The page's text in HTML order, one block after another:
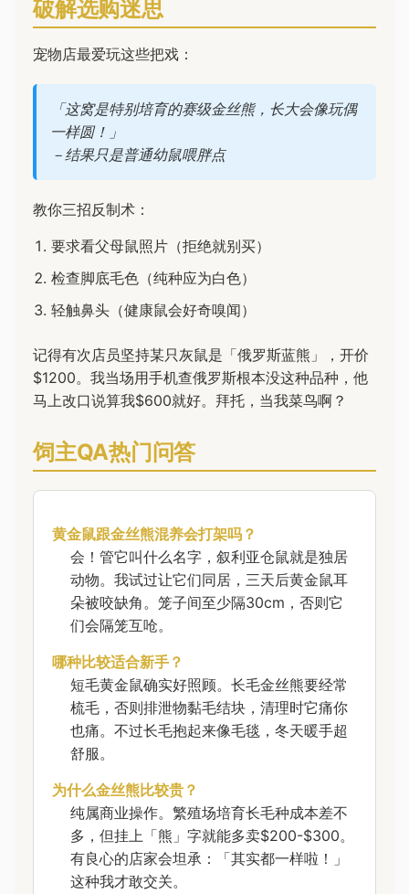
破解选购迷思
宠物店最爱玩这些把戏：
「这窝是特别培育的赛级金丝熊，长大会像玩偶
一样圆！」
－结果只是普通幼鼠喂胖点
教你三招反制术：
要求看父母鼠照片（拒绝就别买）
检查脚底毛色（纯种应为白色）
轻触鼻头（健康鼠会好奇嗅闻）
记得有次店员坚持某只灰鼠是「俄罗斯蓝熊」，开价
$1200。我当场用手机查俄罗斯根本没这种品种，他
马上改口说算我$600就好。拜托，当我菜鸟啊？
饲主QA热门问答
黄金鼠跟金丝熊混养会打架吗？
会！管它叫什么名字，叙利亚仓鼠就是独居
动物。我试过让它们同居，三天后黄金鼠耳
朵被咬缺角。笼子间至少隔30cm，否则它
们会隔笼互呛。
哪种比较适合新手？
短毛黄金鼠确实好照顾。长毛金丝熊要经常
梳毛，否则排泄物黏毛结块，清理时它痛你
也痛。不过长毛抱起来像毛毯，冬天暖手超
舒服。
为什么金丝熊比较贵？
纯属商业操作。繁殖场培育长毛种成本差不
多，但挂上「熊」字就能多卖$200-$300。
有良心的店家会坦承：「其实都一样啦！」
这种我才敢交关。